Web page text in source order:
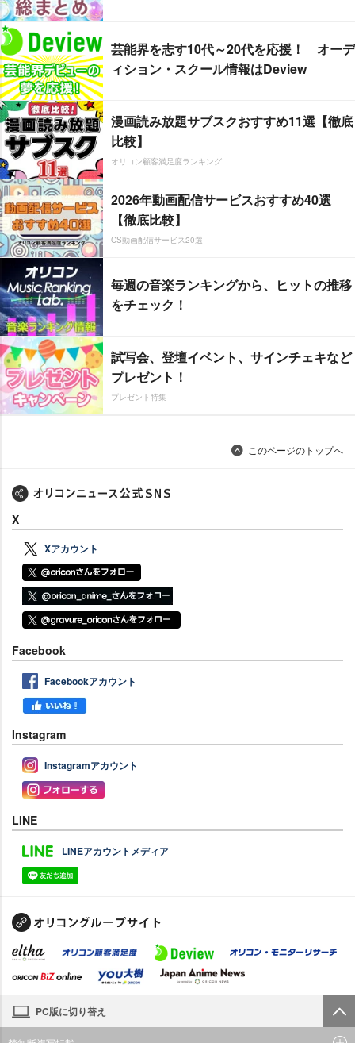
芸能界を志す10代～20代を応援！ オーデ
ィション・スクール情報はDeview
漫画読み放題サブスクおすすめ11選【徹底
比較】
オリコン顧客満足度ランキング
2026年動画配信サービスおすすめ40選
【徹底比較】
CS動画配信サービス20選
毎週の音楽ランキングから、ヒットの推移
をチェック！
試写会、登壇イベント、サインチェキなど
プレゼント！
プレゼント特集
このページのトップへ
X
Xアカウント
Facebook
Facebookアカウント
Instagram
Instagramアカウント
LINE
LINEアカウントメディア
PC版に切り替え